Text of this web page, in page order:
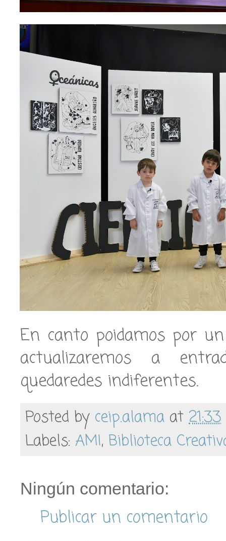
En canto poidamos por
actualizaremos a
quedaredes indiferentes.
Posted by ceip.alama at 21:33
Labels: AMI, Biblioteca
Ningún comentario:
Publicar un comentario